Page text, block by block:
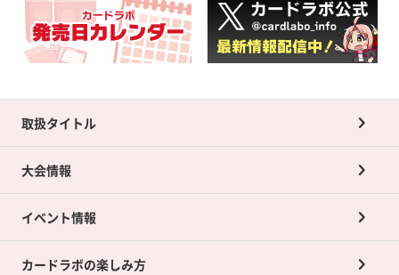
取扱タイトル
大会情報
イベント情報
カードラボの楽しみ方